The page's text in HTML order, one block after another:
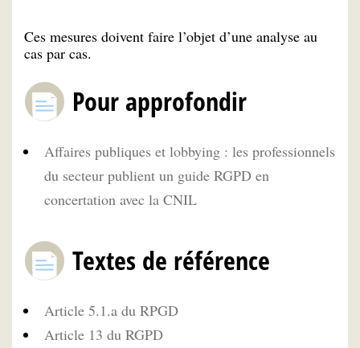
Ces mesures doivent faire l’objet d’une analyse au
cas par cas.
Pour approfondir
Affaires publiques et lobbying : les professionnels
du secteur publient un guide RGPD en
concertation avec la CNIL
Textes de référence
Article 5.1.a du RPGD
Article 13 du RGPD